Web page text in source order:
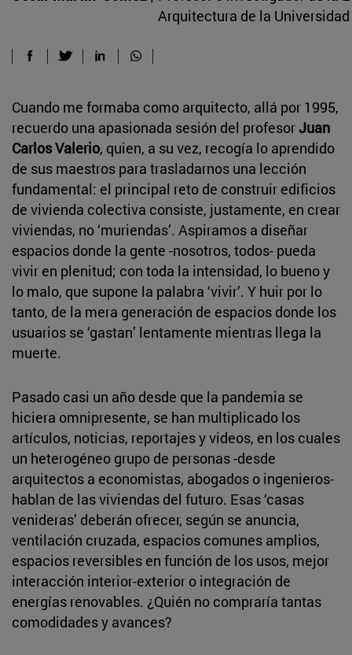
Arquitectura de la
Cuando me formaba como arquitecto, allá por 1995,
recuerdo una apasionada sesión del profesorJuan
Carlos Valerio, quien, a su vez, recogía lo aprendido
de sus maestros para trasladarnos una lección
fundamental: el principal reto de construir edificios
de vivienda colectiva consiste, justamente, en crear
viviendas, no ‘muriendas’. Aspiramos a diseñar
espacios donde la gente -nosotros, todos- pueda
vivir en plenitud; con toda la intensidad, lo bueno y
lo malo, que supone la palabra ‘vivir’. Y huir por lo
tanto, de la mera generación de espacios donde los
usuarios se ‘gastan’ lentamente mientras llega la
muerte.
Pasado casi un año desde que la pandemia se
hiciera omnipresente, se han multiplicado los
artículos, noticias, reportajes y videos, en los cuales
un heterogéneo grupo de personas -desde
arquitectos a economistas, abogados o ingenieros-
hablan de las viviendas del futuro. Esas ‘casas
venideras’ deberán ofrecer, según se anuncia,
ventilación cruzada, espacios comunes amplios,
espacios reversibles en función de los usos, mejor
interacción interior-exterior o integración de
energías renovables. ¿Quién no compraría tantas
comodidades y avances?